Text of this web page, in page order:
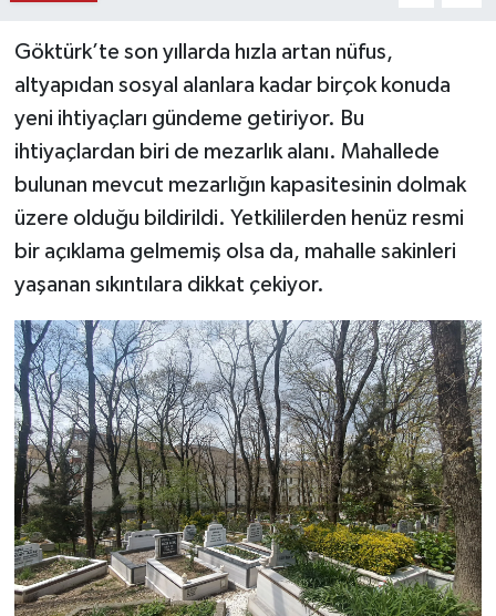
Göktürk’te son yıllarda hızla artan nüfus,
altyapıdan sosyal alanlara kadar birçok konuda
yeni ihtiyaçları gündeme getiriyor. Bu
ihtiyaçlardan biri de mezarlık alanı. Mahallede
bulunan mevcut mezarlığın kapasitesinin dolmak
üzere olduğu bildirildi. Yetkililerden henüz resmi
bir açıklama gelmemiş olsa da, mahalle sakinleri
yaşanan sıkıntılara dikkat çekiyor.